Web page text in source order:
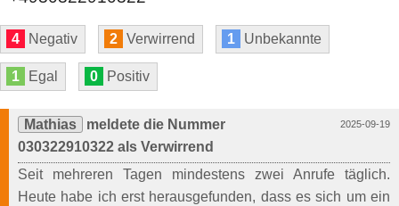
4 Negativ 2 Verwirrend 1 Unbekannte
1 Egal 0 Positiv
2025-09-19
Mathias
meldete die Nummer
030322910322 als Verwirrend
Seit mehreren Tagen mindestens zwei Anrufe täglich.
Heute habe ich erst herausgefunden, dass es sich um ein